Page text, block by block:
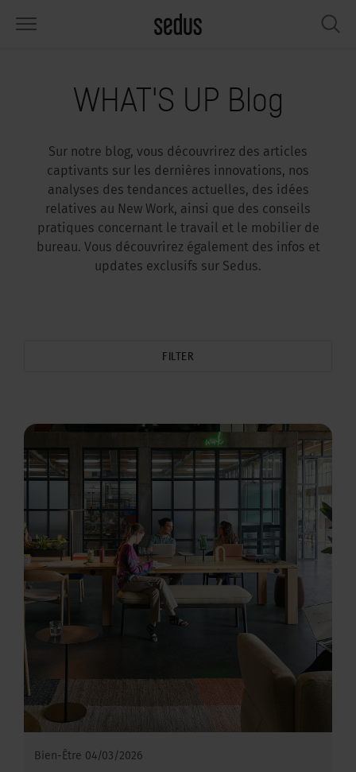
de rangement
et acoustique
Tools & Accessoires
& Software
de travail "Sedus Solutions"
de travail
et Faits
de presse
WHAT'S UP Blog
Sur notre blog, vous découvrirez des articles
captivants sur les dernières innovations, nos
analyses des tendances actuelles, des idées
relatives au New Work, ainsi que des conseils
pratiques concernant le travail et le mobilier de
bureau. Vous découvrirez également des infos et
updates exclusifs sur Sedus.
FILTER
Bien-Être 04/03/2026